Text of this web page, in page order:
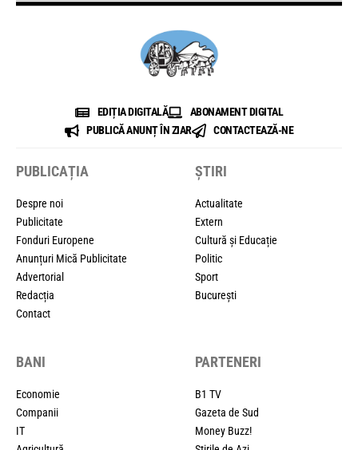
EDIȚIA DIGITALĂ
ABONAMENT DIGITAL
PUBLICĂ ANUNȚ ÎN ZIAR
CONTACTEAZĂ-NE
PUBLICAȚIA
Despre noi
Publicitate
Fonduri Europene
Anunțuri Mică Publicitate
Advertorial
Redacția
Contact
ȘTIRI
Actualitate
Extern
Cultură și Educație
Politic
Sport
București
BANI
Economie
Companii
IT
PARTENERI
B1 TV
Gazeta de Sud
Money Buzz!